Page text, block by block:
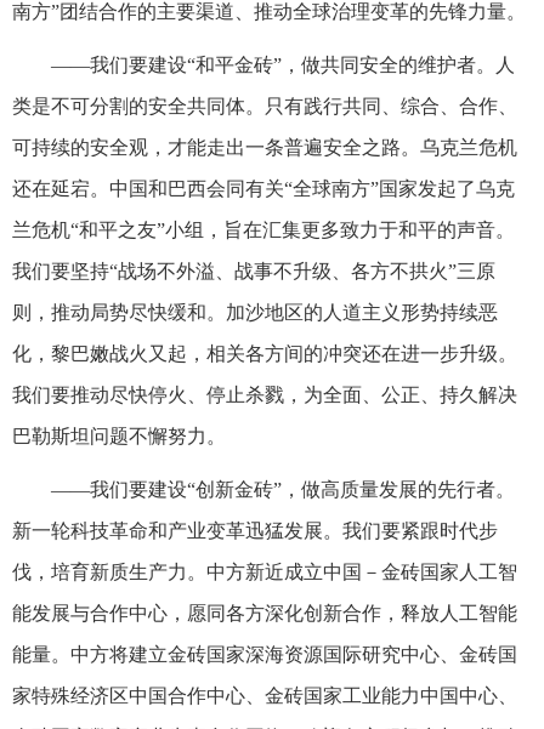
南方”团结合作的主要渠道、推动全球治理变革的先锋力量。
——我们要建设“和平金砖”，做共同安全的维护者。人
类是不可分割的安全共同体。只有践行共同、综合、合作、
可持续的安全观，才能走出一条普遍安全之路。乌克兰危机
还在延宕。中国和巴西会同有关“全球南方”国家发起了乌克
兰危机“和平之友”小组，旨在汇集更多致力于和平的声音。
我们要坚持“战场不外溢、战事不升级、各方不拱火”三原
则，推动局势尽快缓和。加沙地区的人道主义形势持续恶
化，黎巴嫩战火又起，相关各方间的冲突还在进一步升级。
我们要推动尽快停火、停止杀戮，为全面、公正、持久解决
巴勒斯坦问题不懈努力。
——我们要建设“创新金砖”，做高质量发展的先行者。
新一轮科技革命和产业变革迅猛发展。我们要紧跟时代步
伐，培育新质生产力。中方新近成立中国－金砖国家人工智
能发展与合作中心，愿同各方深化创新合作，释放人工智能
能量。中方将建立金砖国家深海资源国际研究中心、金砖国
家特殊经济区中国合作中心、金砖国家工业能力中国中心、